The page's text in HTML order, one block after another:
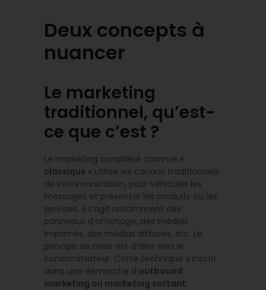
Deux concepts à
nuancer
Le marketing
traditionnel, qu’est-
ce que c’est ?
Le marketing considéré comme «
classique » utilise les canaux traditionnels
de communication, pour véhiculer les
messages et présenter les produits ou les
services. Il s’agit notamment des
panneaux d’affichage, des médias
imprimés, des médias diffusés, etc. Le
principe de base est d’aller vers le
consommateur. Cette technique s’inscrit
dans une démarche d’outbound
marketing ou marketing sortant.